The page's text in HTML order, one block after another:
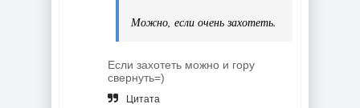
Можно, если очень захотеть.
Если захотеть можно и гору
свернуть=)
Цитата